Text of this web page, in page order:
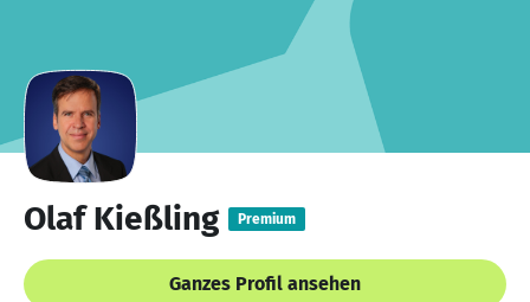
Olaf Kießling Premium
Ganzes Profil ansehen